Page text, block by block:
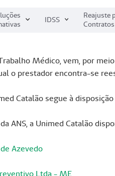
IDSS
Reajuste
Médico, vem, por
o prestador encontra-se
Catalão segue à
ANS, a Unimed Catalão
Azevedo
Ltda - ME